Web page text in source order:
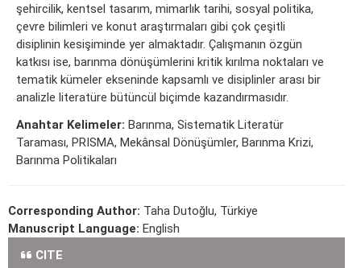
şehircilik, kentsel tasarım, mimarlık tarihi, sosyal politika,
çevre bilimleri ve konut araştırmaları gibi çok çeşitli
disiplinin kesişiminde yer almaktadır. Çalışmanın özgün
katkısı ise, barınma dönüşümlerini kritik kırılma noktaları ve
tematik kümeler ekseninde kapsamlı ve disiplinler arası bir
analizle literatüre bütüncül biçimde kazandırmasıdır.
Anahtar Kelimeler: Barınma, Sistematik Literatür
Taraması, PRISMA, Mekânsal Dönüşümler, Barınma Krizi,
Barınma Politikaları
Corresponding Author: Taha Dutoğlu, Türkiye
Manuscript Language: English
CITE